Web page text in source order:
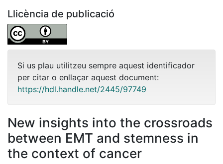
Llicència de publicació
Si us plau utilitzeu sempre aquest identificador
per citar o enllaçar aquest document:
https://hdl.handle.net/2445/97749
New insights into the crossroads
between EMT and stemness in
the context of cancer